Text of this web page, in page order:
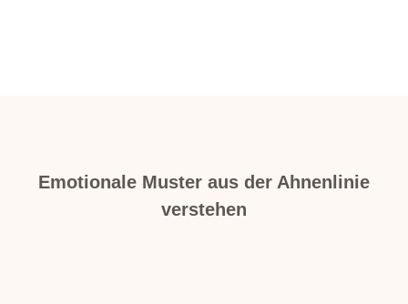
Emotionale Muster aus der Ahnenlinie
verstehen